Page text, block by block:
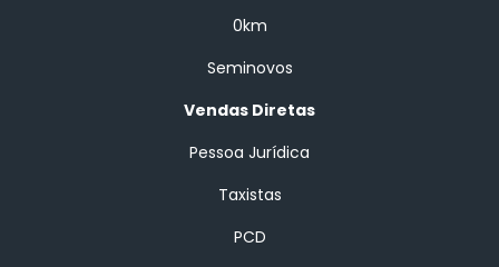
0km
Seminovos
Vendas Diretas
Pessoa Jurídica
Taxistas
PCD